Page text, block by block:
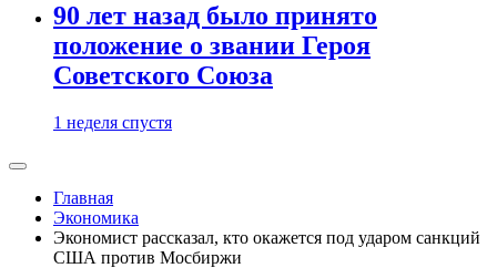
90 лет назад было принято
положение о звании Героя
Советского Союза
1 неделя спустя
Главная
Экономика
Экономист рассказал, кто окажется под ударом санкций
США против Мосбиржи